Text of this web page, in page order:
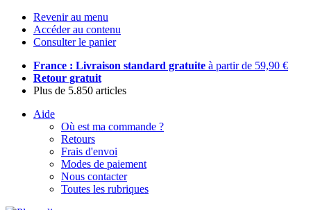
Revenir au menu
Accéder au contenu
Consulter le panier
France : Livraison standard gratuite à partir de 59,90 €
Retour gratuit
Plus de 5.850 articles
Aide
Où est ma commande ?
Retours
Frais d'envoi
Modes de paiement
Nous contacter
Toutes les rubriques